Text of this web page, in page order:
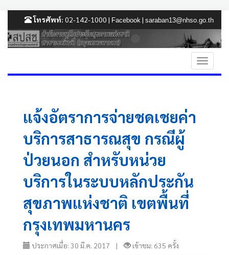
โทรศัพท์: 02-142-1000 | Facebook | saraban13@nhso.go.th
แจ้งอัตราการจ่ายชดเชยค่า
บริการสาธารณสุข กรณีผู้
ป่วยนอก สำหรับหน่วย
บริการในระบบหลักประกัน
สุขภาพแห่งชาติ เขตพื้นที่
กรุงเทพมหานคร
ประกาศเมื่อ: 30 มี.ค. 2017 | เข้าชม: 635 ครั้ง